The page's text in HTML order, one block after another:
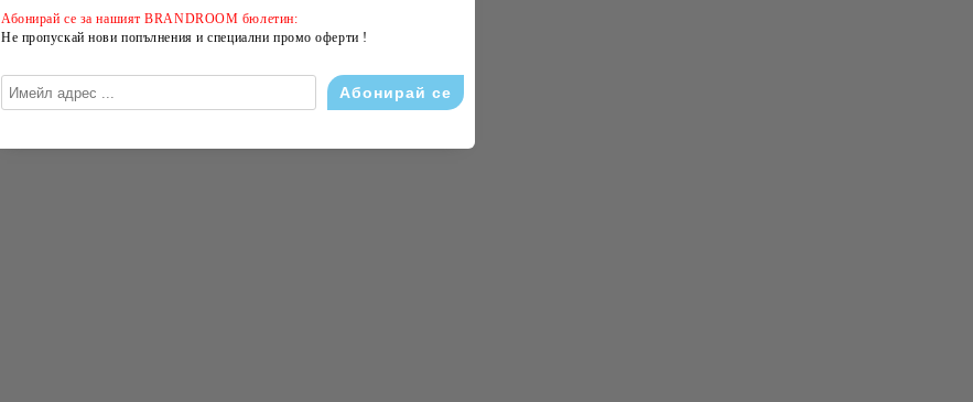
Абонирай се за нашият BRANDROOM бюлетин:
Не пропускай нови попълнения и специални промо оферти !